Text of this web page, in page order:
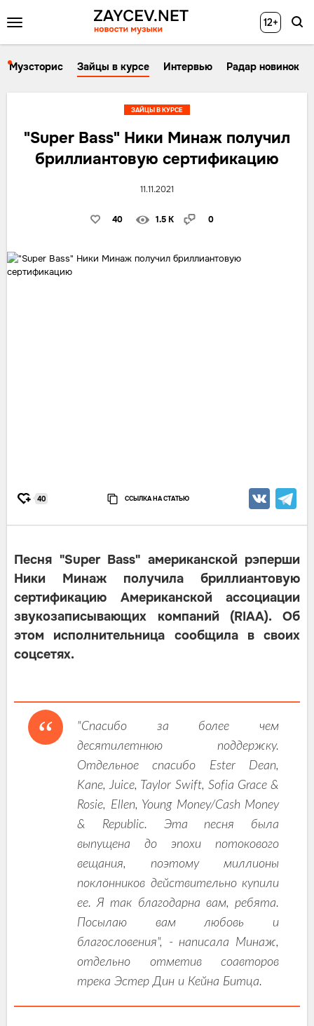
12+
Музсторис Зайцы в курсе Интервью Радар новинок
"Super Bass" Ники Минаж получил
бриллиантовую сертификацию
11.11.2021
40 1.5 K 0
ЗАЙЦЫ В КУРСЕ
40 ССЫЛКА НА СТАТЬЮ
Песня "Super Bass" американской рэперши
Ники Минаж получила бриллиантовую
сертификацию Американской ассоциации
звукозаписывающих компаний (RIAA). Об
этом исполнительница сообщила в своих
соцсетях.
"Спасибо за более чем
десятилетнюю поддержку.
Отдельное спасибо Ester Dean,
Kane, Juice, Taylor Swift, Sofia Grace &
Rosie, Ellen, Young Money/Cash Money
& Republic. Эта песня была
выпущена до эпохи потокового
вещания, поэтому миллионы
поклонников действительно купили
ее. Я так благодарна вам, ребята.
Посылаю вам любовь и
благословения", - написала Минаж,
отдельно отметив соавторов
трека Эстер Дин и Кейна Битца.